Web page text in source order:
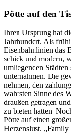
Pötte auf den
Ihren Ursprung hat
Jahrhundert. Als
Eisenbahnlinien das
schick und modern,
umliegenden Städten
unternahmen. Die
nehmen, den
wahrsten Sinne des
draußen getragen
zu bieten hatten.
Pötte auf einen
Herzenslust. „Family